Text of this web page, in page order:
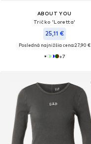
ABOUT YOU
Tričko 'Loretta'
25,11 €
Posledná najnižšia cena:27,90 €
+7